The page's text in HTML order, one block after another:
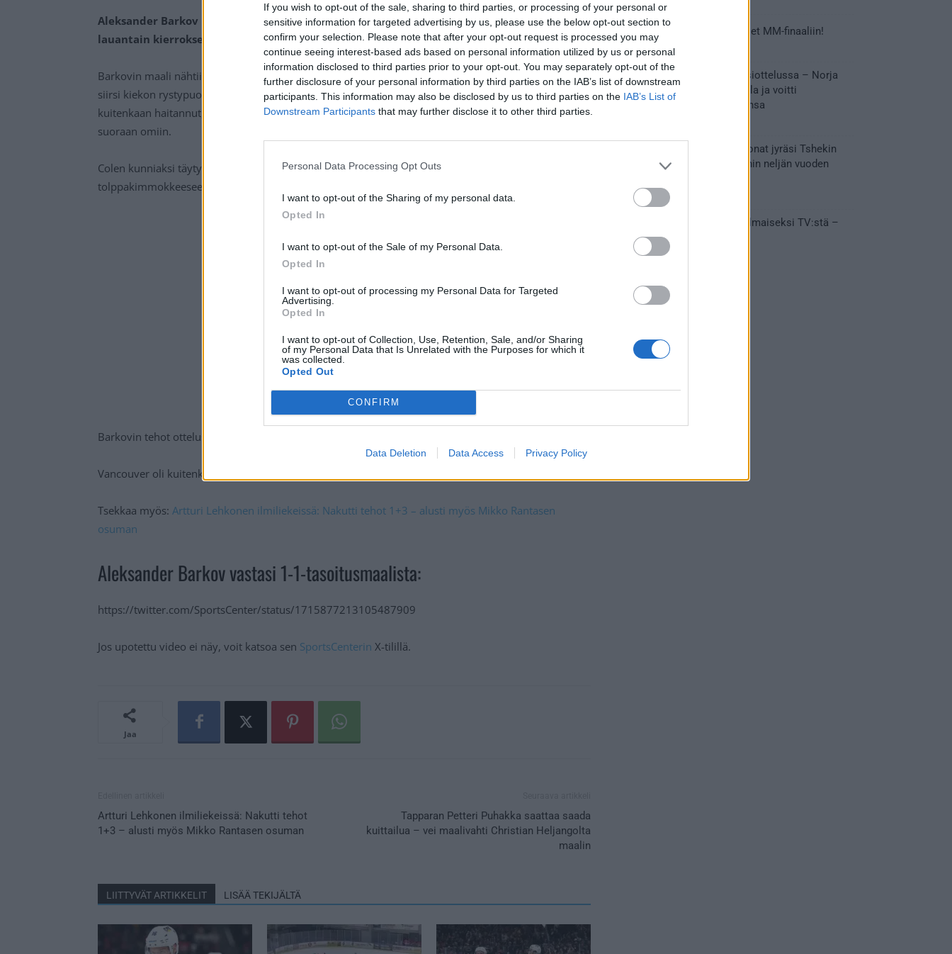
If you wish to opt-out of the sale, sharing to third parties, or processing of your personal or
sensitive information for targeted advertising by us, please use the below opt-out section to
confirm your selection. Please note that after your opt-out request is processed you may
continue seeing interest-based ads based on personal information utilized by us or personal
information disclosed to third parties prior to your opt-out. You may separately opt-out of the
further disclosure of your personal information by third parties on the IAB’s list of downstream
participants. This information may also be disclosed by us to third parties on the IAB’s List of
Downstream Participants that may further disclose it to other third parties.
Personal Data Processing Opt Outs
I want to opt-out of the Sharing of my personal data.
Opted In
I want to opt-out of the Sale of my Personal Data.
Opted In
I want to opt-out of processing my Personal Data for Targeted
Advertising.
Opted In
I want to opt-out of Collection, Use, Retention, Sale, and/or Sharing
of my Personal Data that Is Unrelated with the Purposes for which it
was collected.
Opted Out
CONFIRM
Data Deletion Data Access Privacy Policy
Aleksander Barkov iski NHL-kauden ensimmäisen maalinsa, kun Florida Panthers isännöi
lauantain kierroksella Vancouver Canucksia.
Barkovin maali nähtiin avauserän puolivälin jälkeen, kun hän pääsi puolittaiseen läpiajoon. ”Sasha”
siirsi kiekon rystypuolelle ja oli jo uittaa kiekon maaliin, mutta peliväline osuikin tolppaan. Tämä ei
kuitenkaan haitannut, sillä Barkovia jahdannut puolustaja Ian Cole törkkäsi pelivälineen vahingossa
suoraan omiin.
Colen kunniaksi täytyy todeta, ettei hän olisi millään ehtinyt reagoimaan nopeasti tulleeseen
tolppakimmokkeeseen ”oikealla” tavalla.
Barkovin tehot ottelussa olivat 1+1, sillä hänelle merkittiin kakkossyöttö Sam Reinhartin osumaan.
Vancouver oli kuitenkin tyly vieras ja poistui paikalta 5-3-voittoa rikkaampana.
Tsekkaa myös: Artturi Lehkonen ilmiliekeissä: Nakutti tehot 1+3 – alusti myös Mikko Rantasen
osuman
Aleksander Barkov vastasi 1-1-tasoitusmaalista:
https://twitter.com/SportsCenter/status/1715877213105487909
Jos upotettu video ei näy, voit katsoa sen SportsCenterin X-tilillä.
Jaa
Artturi Lehkonen ilmiliekeissä: Nakutti tehot
1+3 – alusti myös Mikko Rantasen osuman
Tapparan Petteri Puhakka saattaa saada
kuittailua – vei maalivahti Christian Heljangolta
maalin
LIITTYVÄT ARTIKKELIT LISÄÄ TEKIJÄLTÄ
Tässä Leijonien kentälliset MM-finaaliin!
31.05.2026 18:37
Huikeaa draamaa pronssiottelussa – Norja
kaatoi Kanadan jatkoajalla ja voitti
ensimmäisen MM-mitalinsa
Vakuuttava esitys – Leijonat jyräsi Tshekin
nurin ja eteni mitalipeleihin neljän vuoden
28.05.2026 19:11
Suomi – Tshekki näkyy ilmaiseksi TV:stä –
näin aukeaa live stream
28.05.2026 15:09